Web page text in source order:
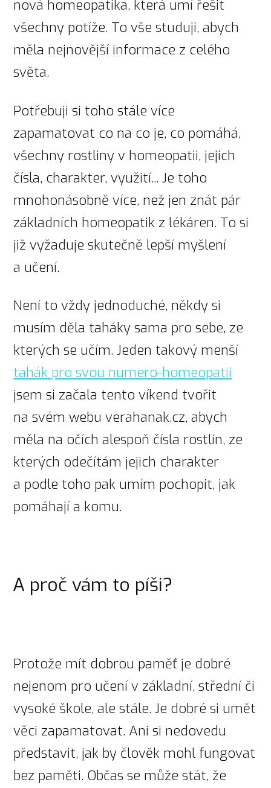
nová homeopatika, která umí řešit
všechny potíže. To vše studuji, abych
měla nejnovější informace z celého
světa.
Potřebuji si toho stále více
zapamatovat co na co je, co pomáhá,
všechny rostliny v homeopatii, jejich
čísla, charakter, využití... Je toho
mnohonásobně více, než jen znát pár
základních homeopatik z lékáren. To si
již vyžaduje skutečně lepší myšlení
a učení.
Není to vždy jednoduché, někdy si
musím děla taháky sama pro sebe, ze
kterých se učím. Jeden takový menší
tahák pro svou numero-homeopatii
jsem si začala tento víkend tvořit
na svém webu verahanak.cz, abych
měla na očích alespoň čísla rostlin, ze
kterých odečítám jejich charakter
a podle toho pak umím pochopit, jak
pomáhají a komu.
A proč vám to píši?
Protože mít dobrou paměť je dobré
nejenom pro učení v základní, střední či
vysoké škole, ale stále. Je dobré si umět
věci zapamatovat. Ani si nedovedu
představit, jak by člověk mohl fungovat
bez paměti. Občas se může stát, že